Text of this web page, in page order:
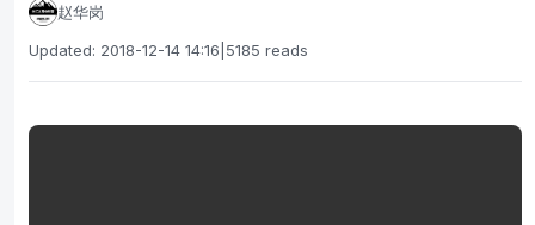
赵华岗
Updated: 2018-12-14 14:16 5185 reads